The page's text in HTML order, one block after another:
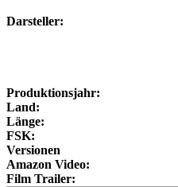
Darsteller:
Produktionsjahr:
Land:
Länge:
FSK:
Versionen
Amazon Video:
Film Trailer: